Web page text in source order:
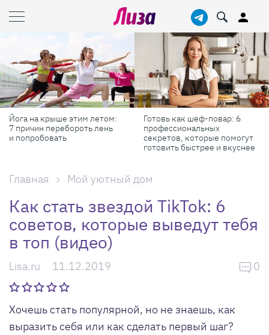
этим летом:
лень
Готовь как шеф-повар: 6
профессиональных
секретов, которые помогут
готовить быстрее и вкуснее
Масштабные
самые
России в
Главная Мой уютный дом
Как стать звездой TikTok: 6
советов, которые выведут тебя
в топ (видео)
Lisa.ru 11.12.2019 0
Хочешь стать популярной, но не знаешь, как
выразить себя или как сделать первый шаг?